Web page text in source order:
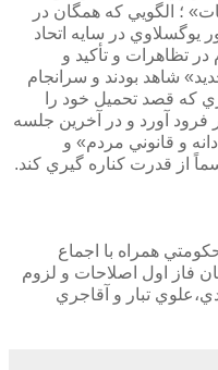
؛ الگويي كه همگان در
در سايه اتحاد
تظاهرات و تأكيد و
شاهد بودند و سرانجام
كه قصد تحميل خود را
آورد و در آخرين جلسه
و قانوني مردم» و
از قدرت كناره گيري كند.
همراه با اجماع
فاز اول اصلاحات و لزوم
تبار و آقاجري